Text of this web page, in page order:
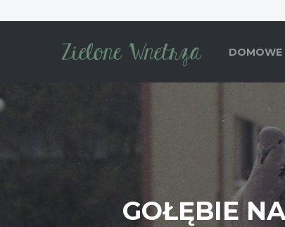
DOMOWE
GOŁĘBIE